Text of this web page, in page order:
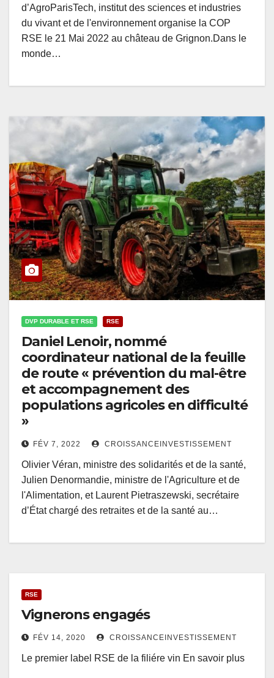
d’AgroParisTech, institut des sciences et industries
du vivant et de l'environnement organise la COP
RSE le 21 Mai 2022 au château de Grignon.Dans le
monde…
DVP DURABLE ET RSE RSE
Daniel Lenoir, nommé
coordinateur national de la feuille
de route « prévention du mal-être
et accompagnement des
populations agricoles en difficulté
»
FÉV 7, 2022 CROISSANCEINVESTISSEMENT
Olivier Véran, ministre des solidarités et de la santé,
Julien Denormandie, ministre de l'Agriculture et de
l'Alimentation, et Laurent Pietraszewski, secrétaire
d’État chargé des retraites et de la santé au…
RSE
Vignerons engagés
FÉV 14, 2020 CROISSANCEINVESTISSEMENT
Le premier label RSE de la filiére vin En savoir plus